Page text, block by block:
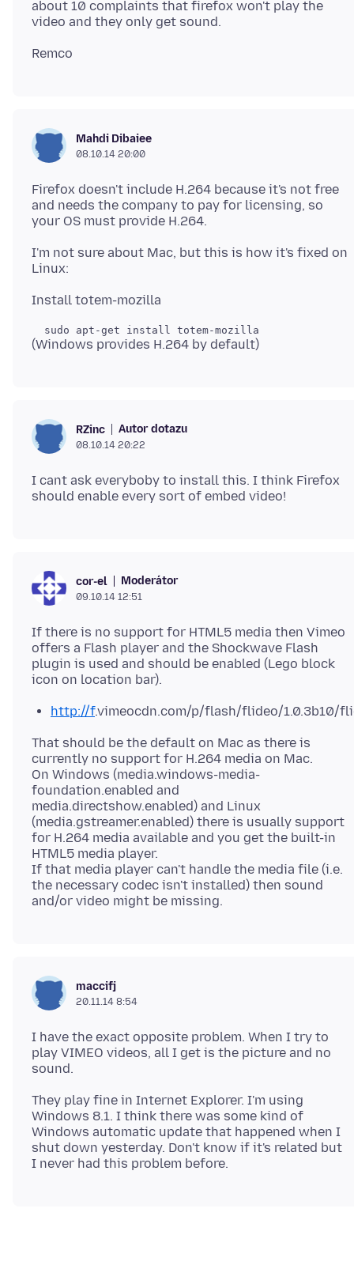
about 10 complaints that firefox won't play the
Mahdi Dibaiee
08.10.14 20:00
Firefox doesn't include H.264 because it's not free
and needs the company to pay for licensing, so
I'm not sure about Mac, but this is how it's fixed on
RZinc Autor dotazu
08.10.14 20:22
I cant ask everyboby to install this. I think Firefox
cor-el Moderátor
09.10.14 12:51
If there is no support for HTML5 media then Vimeo
offers a Flash player and the Shockwave Flash
plugin is used and should be enabled (Lego block
http://f.vimeocdn.com/p/flash/flideo/1.0.3b10/
That should be the default on Mac as there is
currently no support for H.264 media on Mac.
On Windows (media.windows-media-
foundation.enabled and
media.directshow.enabled) and Linux
(media.gstreamer.enabled) there is usually support
for H.264 media available and you get the built-in
HTML5 media player.
If that media player can't handle the media file (i.e.
the necessary codec isn't installed) then sound
maccifj
20.11.14 8:54
I have the exact opposite problem. When I try to
play VIMEO videos, all I get is the picture and no
They play fine in Internet Explorer. I'm using
Windows 8.1. I think there was some kind of
Windows automatic update that happened when I
shut down yesterday. Don't know if it's related but